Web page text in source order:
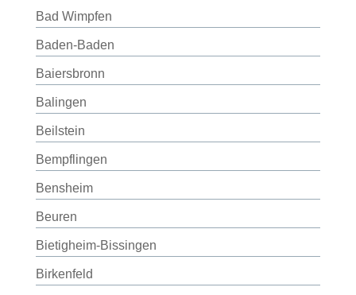
Bad Wimpfen
Baden-Baden
Baiersbronn
Balingen
Beilstein
Bempflingen
Bensheim
Beuren
Bietigheim-Bissingen
Birkenfeld